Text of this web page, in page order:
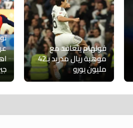
فولهام يتعاقد مع
موهبة ريال مدريد بـ42
مليون يورو